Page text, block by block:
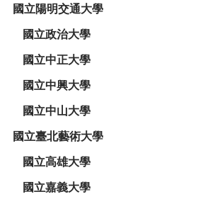
國立陽明交通大學
國立政治大學
國立中正大學
國立中興大學
國立中山大學
國立臺北藝術大學
國立高雄大學
國立嘉義大學